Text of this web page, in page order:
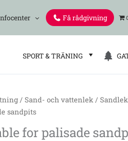
Få rådgivning
SPORT & TRÄNING
/Sand- och vattenlek /
sandpits
for palisade